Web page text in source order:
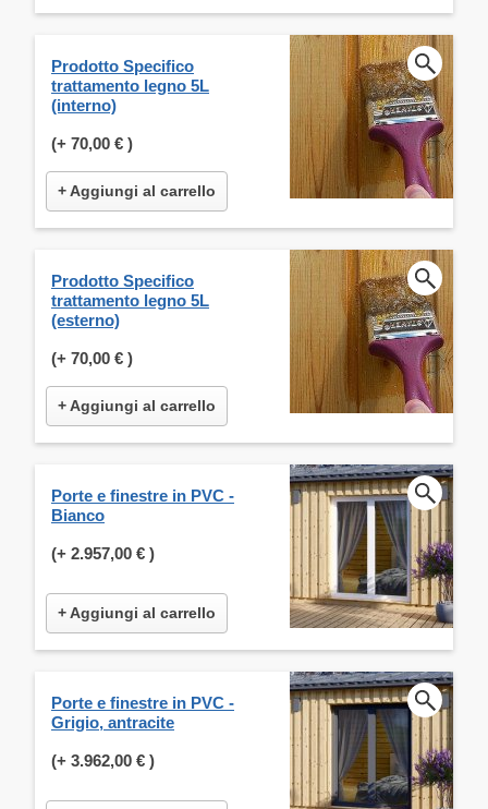
Prodotto Specifico
trattamento legno 5L
(interno)
(+ 70,00 € )
+ Aggiungi al carrello
Prodotto Specifico
trattamento legno 5L
(esterno)
(+ 70,00 € )
+ Aggiungi al carrello
Porte e finestre in PVC -
Bianco
(+ 2.957,00 € )
+ Aggiungi al carrello
Porte e finestre in PVC -
Grigio, antracite
(+ 3.962,00 € )